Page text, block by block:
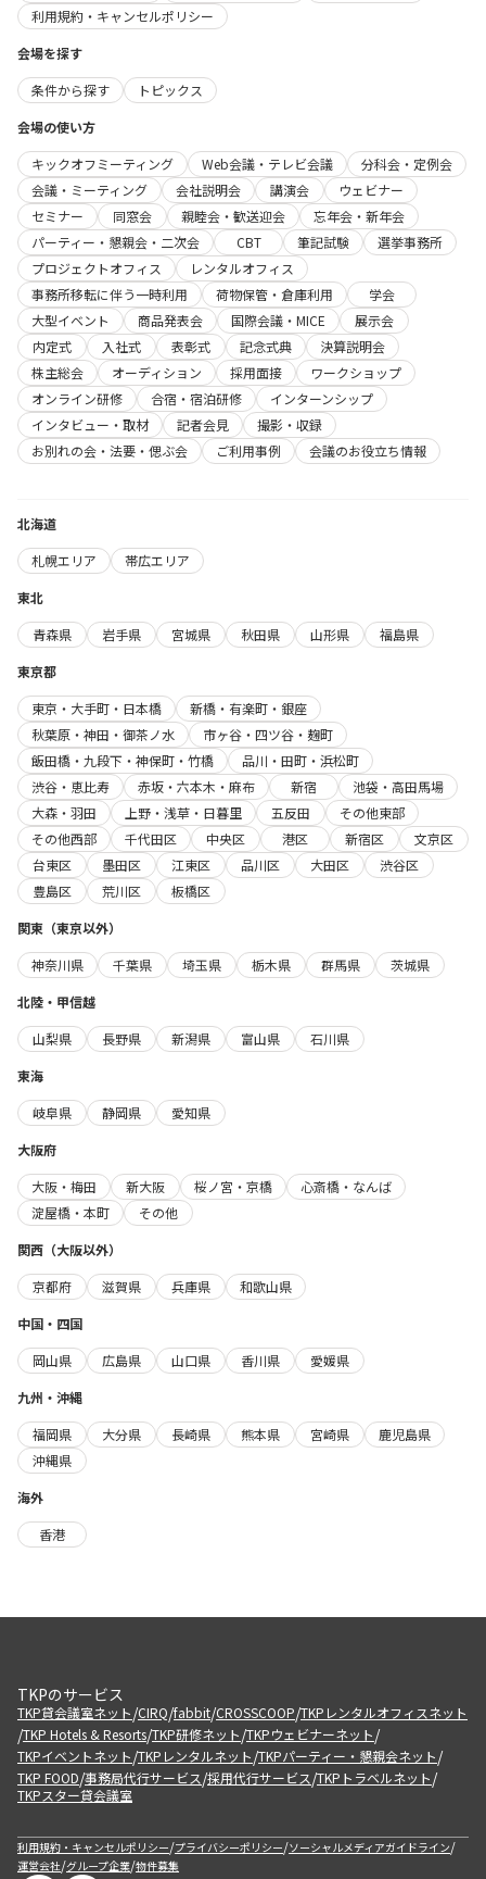
利用規約・キャンセルポリシー
会場を探す
条件から探す
トピックス
会場の使い方
キックオフミーティング
Web会議・テレビ会議
分科会・定例会
会議・ミーティング
会社説明会 講演会
ウェビナー
セミナー
同窓会 親睦会・歓送迎会
忘年会・新年会
パーティー・懇親会・二次会
CBT 筆記試験
選挙事務所
プロジェクトオフィス
レンタルオフィス
事務所移転に伴う一時利用
荷物保管・倉庫利用
学会
大型イベント
商品発表会 国際会議・MICE
展示会
内定式
入社式 表彰式 記念式典
決算説明会
株主総会
オーディション 採用面接
ワークショップ
オンライン研修
合宿・宿泊研修
インターンシップ
インタビュー・取材
記者会見
撮影・収録
お別れの会・法要・偲ぶ会
ご利用事例 会議のお役立ち情報
北海道
札幌エリア
帯広エリア
東北
青森県
岩手県 宮城県 秋田県 山形県
福島県
東京都
東京・大手町・日本橋
新橋・有楽町・銀座
秋葉原・神田・御茶ノ水
市ヶ谷・四ツ谷・麹町
飯田橋・九段下・神保町・竹橋
品川・田町・浜松町
渋谷・恵比寿
赤坂・六本木・麻布 新宿
池袋・高田馬場
大森・羽田
上野・浅草・日暮里 五反田
その他東部
その他西部
千代田区 中央区 港区 新宿区
文京区
台東区
墨田区 江東区 品川区 大田区
渋谷区
豊島区
荒川区
板橋区
関東（東京以外）
神奈川県
千葉県 埼玉県 栃木県 群馬県
茨城県
北陸・甲信越
山梨県
長野県 新潟県 富山県
石川県
東海
岐阜県
静岡県
愛知県
大阪府
大阪・梅田
新大阪 桜ノ宮・京橋
心斎橋・なんば
淀屋橋・本町
その他
関西（大阪以外）
京都府
滋賀県 兵庫県
和歌山県
中国・四国
岡山県
広島県 山口県 香川県
愛媛県
九州・沖縄
福岡県
大分県 長崎県 熊本県 宮崎県
鹿児島県
沖縄県
海外
香港
TKPのサービス
TKP貸会議室ネット/CIRQ/fabbit/CROSSCOOP/TKPレンタルオフィスネット
/TKP Hotels & Resorts/TKP研修ネット/TKPウェビナーネット/
TKPイベントネット/TKPレンタルネット/TKPパーティー・懇親会ネット/
TKP FOOD/事務局代行サービス/採用代行サービス/TKPトラベルネット/
TKPスター貸会議室
利用規約・キャンセルポリシー/プライバシーポリシー/ソーシャルメディアガイドライン/
運営会社/グループ企業/物件募集